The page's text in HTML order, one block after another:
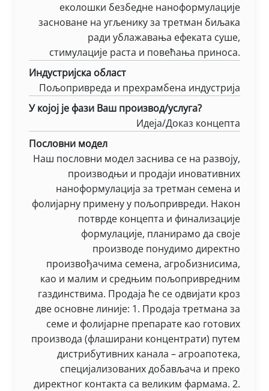
еколошки безбеднe наноформулацијe
заснованe на угљенику за третман биљака
ради ублажавања ефеката суше,
стимулације раста и повећања приноса.
Индустријска област
Пољопривреда и прехрамбена индустрија
У којој је фази Ваш производ/услуга?
Идеја/Доказ концепта
Пословни модел
Наш пословни модел заснива се на развоју,
производњи и продаји иновативних
наноформулација за третман семена и
фолијарну примену у пољопривреди. Након
потврде концепта и финализације
формулације, планирамо да своје
производе понудимо директно
произвођачима семена, агробизнисима,
као и малим и средњим пољопривредним
газдинствима. Продаја ће се одвијати кроз
две основне линије: 1. Продаја третмана за
семе и фолијарне препарате као готових
производа (флаширани концентрати) путем
дистрибутивних канала – агроапотека,
специјализованих добављача и преко
директног контакта са великим фармама. 2.